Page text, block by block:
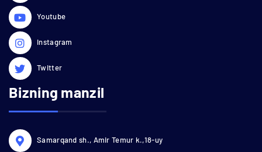
Youtube
Instagram
Twitter
Bizning manzil
Samarqand sh., Amir Temur k.,18-uy